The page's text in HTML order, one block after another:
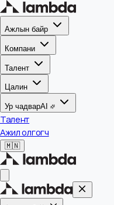
Ажлын байр
Компани
Талент
Цалин
Ур чадварAI
Талент
Ажил олгогч
🇲🇳